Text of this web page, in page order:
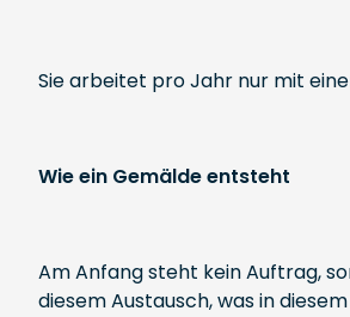
Sie arbeitet pro Jahr nur mit
Wie ein Gemälde entsteht
Am Anfang steht kein Auftrag,
diesem Austausch, was in